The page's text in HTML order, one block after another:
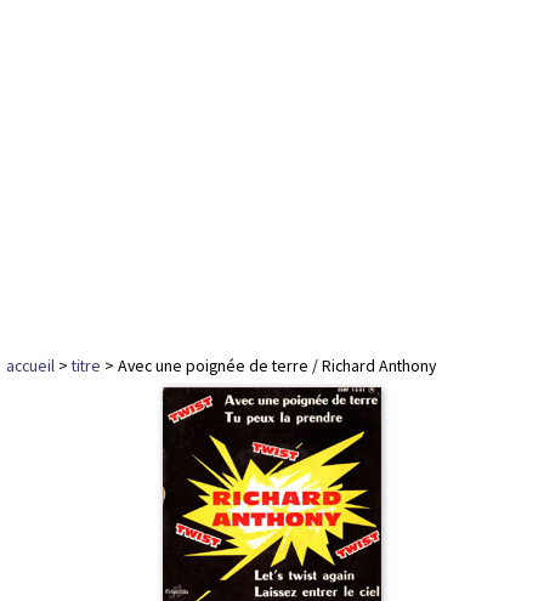
accueil >titre > Avec une poignée de terre / Richard Anthony